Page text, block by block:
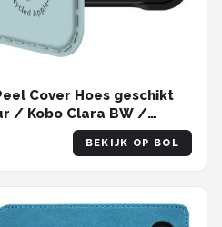
Cover Hoes geschikt
/ Kobo Clara BW /
reader Hoes -
BEKIJK OP BOL